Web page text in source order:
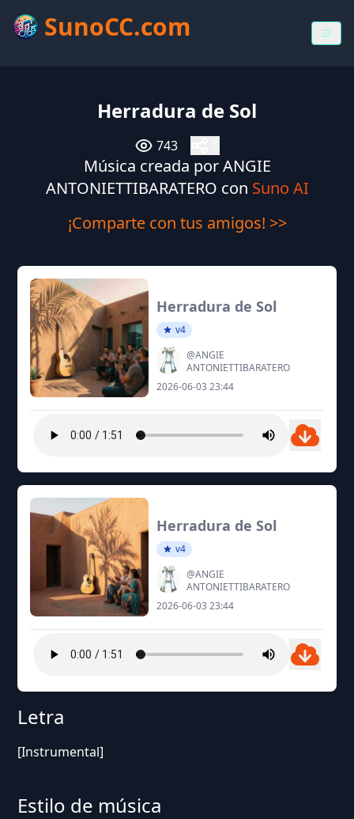
SunoCC.com
Herradura de Sol
743
Música creada por ANGIE
ANTONIETTIBARATERO con Suno AI
¡Comparte con tus amigos! >>
Herradura de Sol
v4
@ANGIE
ANTONIETTIBARATERO
2026-06-03 23:44
Herradura de Sol
v4
@ANGIE
ANTONIETTIBARATERO
2026-06-03 23:44
Letra
[Instrumental]
Estilo de música